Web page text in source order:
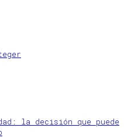
la decisión que puede